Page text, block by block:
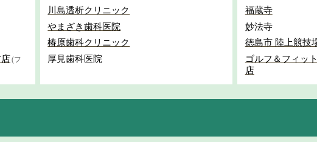
(フ
川島透析クリニック
やまざき歯科医院
椿原歯科クリニック
厚見歯科医院
福蔵寺
妙法寺
徳島市 陸上競技
ゴルフ＆フィッ
店